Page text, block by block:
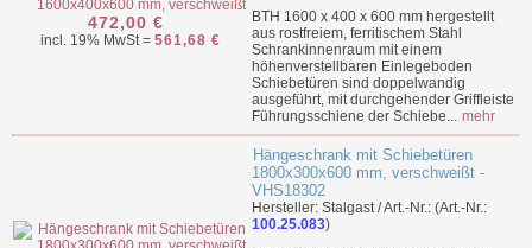
472,00 €
incl. 19% MwSt = 561,68 €
BTH 1600 x 400 x 600 mm hergestellt
aus rostfreiem, ferritischem Stahl
Schrankinnenraum mit einem
höhenverstellbaren Einlegeboden
Schiebetüren sind doppelwandig
ausgeführt, mit durchgehender Griffleiste
Führungsschiene der Schiebe... mehr
Hängeschrank mit Schiebetüren
1800x300x600 mm, verschweißt -
VHS18302
Hersteller: Stalgast / Art.-Nr.: (Art.-Nr.:
100.25.083)